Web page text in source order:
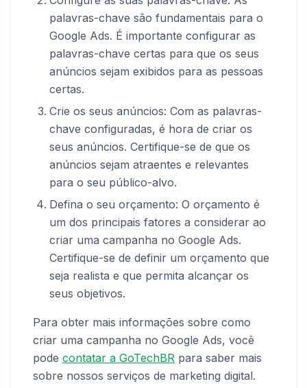
palavras-chave são fundamentais para o
Google Ads. É importante configurar as
palavras-chave certas para que os seus
anúncios sejam exibidos para as pessoas
certas.
Crie os seus anúncios: Com as palavras-
chave configuradas, é hora de criar os
seus anúncios. Certifique-se de que os
anúncios sejam atraentes e relevantes
para o seu público-alvo.
Defina o seu orçamento: O orçamento é
um dos principais fatores a considerar ao
criar uma campanha no Google Ads.
Certifique-se de definir um orçamento que
seja realista e que permita alcançar os
seus objetivos.
Para obter mais informações sobre como
criar uma campanha no Google Ads, você
pode contatar a GoTechBR para saber mais
sobre nossos serviços de marketing digital.